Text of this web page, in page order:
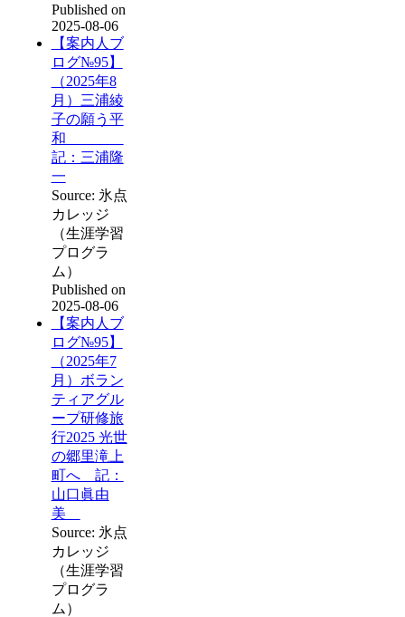
Published on
2025-08-06
【案内人ブ
ログ№95】
（2025年8
月）三浦綾
子の願う平
和
記：三浦隆
一
Source: 氷点
カレッジ
（生涯学習
プログラ
ム）
Published on
2025-08-06
【案内人ブ
ログ№95】
（2025年7
月）ボラン
ティアグル
ープ研修旅
行2025 光世
の郷里滝上
町へ 記：
山口眞由
美
Source: 氷点
カレッジ
（生涯学習
プログラ
ム）